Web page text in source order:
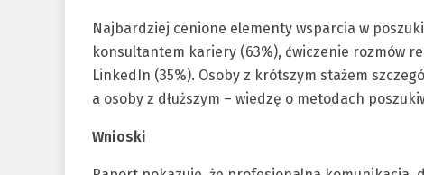
Najbardziej cenione elementy wsparcia w
konsultantem kariery (63%), ćwiczenie rozmów
LinkedIn (35%). Osoby z krótszym stażem
a osoby z dłuższym – wiedzę o metodach
Wnioski